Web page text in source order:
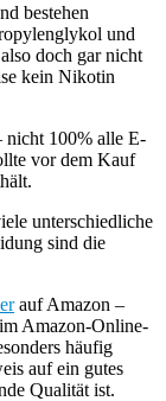
bestehen
und
doch gar nicht
kein Nikotin
100% alle E-
vor dem Kauf
unterschiedliche
sind die
auf Amazon –
Amazon-Online-
häufig
auf ein gutes
Qualität ist.